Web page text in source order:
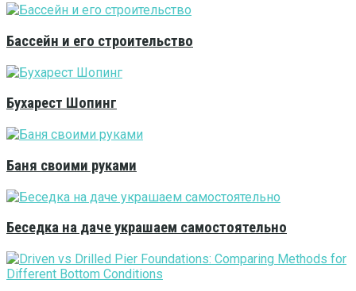
Бассейн и его строительство
Бухарест Шопинг
Баня своими руками
Беседка на даче украшаем самостоятельно